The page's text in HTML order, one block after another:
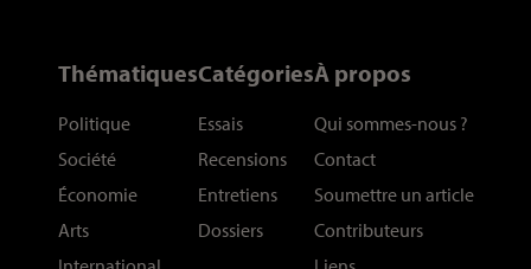
Thématiques
Politique
Société
Économie
Arts
Catégories
Essais
Recensions
Entretiens
Dossiers
À propos
Qui sommes-nous ?
Contact
Soumettre un article
Contributeurs